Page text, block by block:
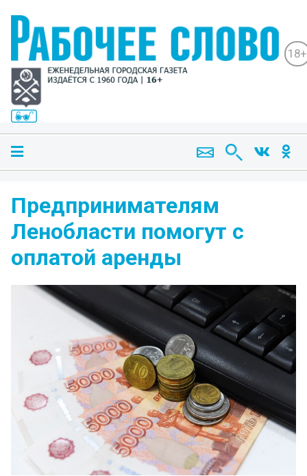
18+
Предпринимателям
Ленобласти помогут с
оплатой аренды